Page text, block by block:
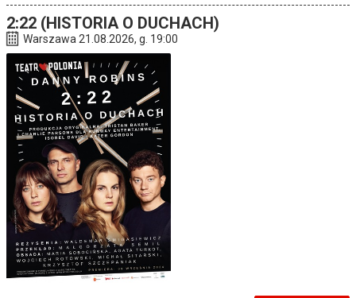
2:22 (HISTORIA O DUCHACH)
Warszawa 21.08.2026, g. 19:00